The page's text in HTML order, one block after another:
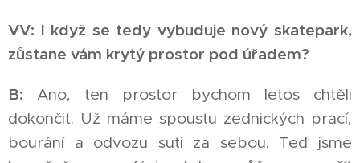
VV: I když se tedy vybuduje nový skatepark,
zůstane vám krytý prostor pod úřadem?
B: Ano, ten prostor bychom letos chtěli
dokončit. Už máme spoustu zednických prací,
bourání a odvozu suti za sebou. Teď jsme